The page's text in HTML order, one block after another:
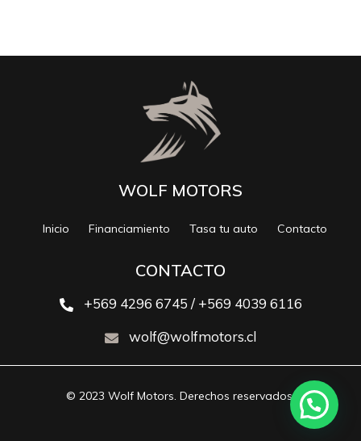
WOLF MOTORS
Inicio Financiamiento Tasa tu auto Contacto
CONTACTO
+569 4296 6745 / +569 4039 6116
wolf@wolfmotors.cl
© 2023 Wolf Motors. Derechos reservados.